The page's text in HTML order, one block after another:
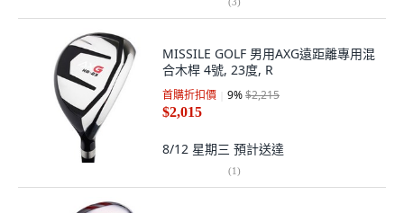
MISSILE GOLF 男用AXG遠距離專用混
合木桿 4號, 23度, R
首購折扣價 9%$2,215
$2,015
8/12 星期三 預計送達
(1)